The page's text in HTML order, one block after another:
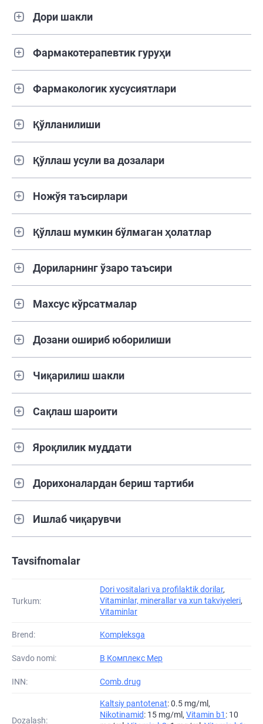
Дори шакли
Фармакотерапевтик гуруҳи
Фармакологик хусусиятлари
Қўлланилиши
Қўллаш усули ва дозалари
Ножўя таъсирлари
Қўллаш мумкин бўлмаган ҳолатлар
Дориларнинг ўзаро таъсири
Махсус кўрсатмалар
Дозани ошириб юборилиши
Чиқарилиш шакли
Сақлаш шароити
Яроқлилик муддати
Дорихоналардан бериш тартиби
Ишлаб чиқарувчи
Tavsifnomalar
Turkum:
Dori vositalari va profilaktik dorilar,
Vitaminlar, minerallar va xun takviyeleri,
Vitaminlar
Brend: Kompleksga
Savdo nomi: B Комплекс Мер
INN: Comb.drug
Dozalash:
Kaltsiy pantotenat: 0.5 mg/ml,
Nikotinamid: 15 mg/ml, Vitamin b1 : 10